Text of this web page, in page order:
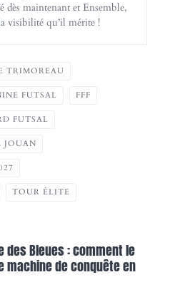
maintenant et Ensemble,
visibilité qu’il mérite !
TRIMOREAU
FUTSAL FFF
FUTSAL
JOUAN
TOUR ÉLITE
des Bleues : comment le
machine de conquête en